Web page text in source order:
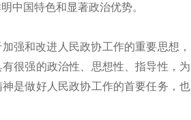
中国特色和显著政治优势。
强和改进人民政协工作的重要思想，
很强的政治性、思想性、指导性，为
是做好人民政协工作的首要任务，也